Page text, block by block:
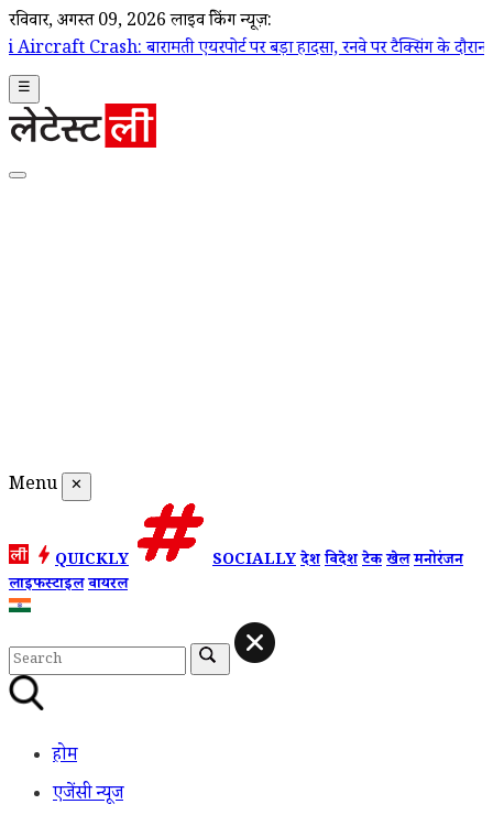
रविवार, अगस्त 09, 2026 लाइव ब्रेकिंग न्यूज़:
एयरपोर्ट पर बड़ा हादसा, रनवे पर टैक्सिंग के दौरान ट्रेनी
☰
Menu ✕
QUICKLY SOCIALLYदेशविदेशटेकखेलमनोरंजन
लाइफस्टाइलवायरल
होम
एजेंसी न्यूज